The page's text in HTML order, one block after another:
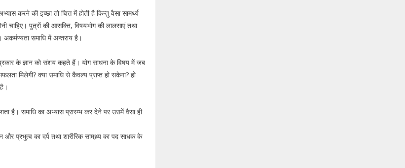
करने की इच्छा तो चित्त में होती है किन्तु वैसा सामर्थ्य
चाहिए। पुत्रों की आसक्ति, विषयभोग की लालसाएं तथा
समाधि में अन्तराय है।
के ज्ञान को संशय कहते हैं। योग साधना के विषय में जब
मिलेगी? क्या समाधि से कैवल्य प्राप्त हो सकेगा? हो
है। समाधि का अभ्यास प्रारम्भ कर देने पर उसमें वैसा ही
और प्रभुत्व का दर्प तथा शारीरिक सामथ्र्य का पद साधक के